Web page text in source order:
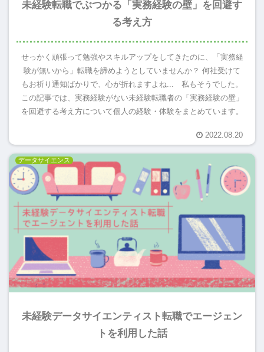
未経験転職でぶつかる「実務経験の壁」を回避す
る考え方
せっかく頑張って勉強やスキルアップをしてきたのに、「実務経
験が無いから」転職を諦めようとしていませんか？ 何社受けて
もお祈り通知ばかりで、心が折れますよね... 私もそうでした。
この記事では、実務経験がない未経験転職者の「実務経験の壁」
を回避する考え方について個人の経験・体験をまとめています。
2022.08.20
データサイエンス
未経験データサイエンティスト転職でエージェン
トを利用した話